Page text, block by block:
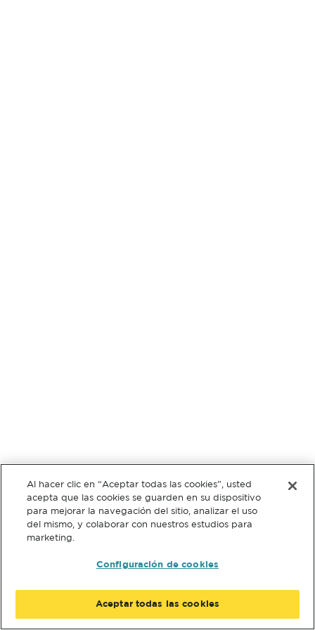
Al hacer clic en “Aceptar todas las cookies”, usted
acepta que las cookies se guarden en su dispositivo
para mejorar la navegación del sitio, analizar el uso
del mismo, y colaborar con nuestros estudios para
marketing.
Configuración de cookies
Aceptar todas las cookies